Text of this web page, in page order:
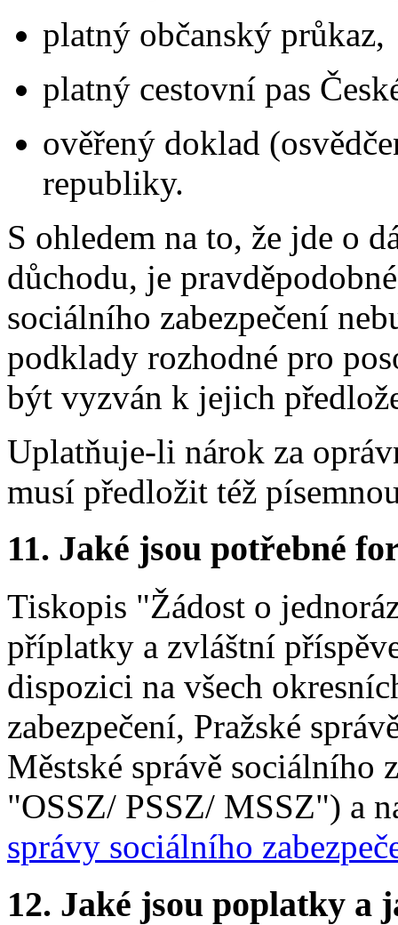
platný občanský průkaz,
platný cestovní pas
ověřený doklad
republiky.
S ohledem na to, že jde o
důchodu, je
sociálního zabezpečení
podklady rozhodné pro
být vyzván k jejich
Uplatňuje-li nárok za
musí předložit též
11. Jaké jsou potřebné
Tiskopis "Žádost o
příplatky a zvláštní
dispozici na všech
zabezpečení, Pražské
Městské správě sociálního
"OSSZ/ PSSZ/ MSSZ") a
správy sociálního
12. Jaké jsou poplatky a